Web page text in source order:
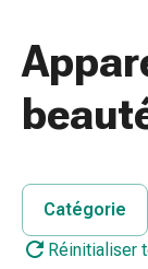
de
Catégorie
Réinitialiser